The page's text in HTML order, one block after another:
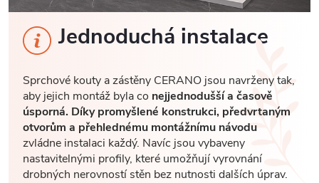
Jednoduchá instalace
Sprchové kouty a zástěny CERANO jsou navrženy tak,
aby jejich montáž byla co nejjednodušší a časově
úsporná. Díky promyšlené konstrukci, předvrtaným
otvorům a přehlednému montážnímu návodu
zvládne instalaci každý. Navíc jsou vybaveny
nastavitelnými profily, které umožňují vyrovnání
drobných nerovností stěn bez nutnosti dalších úprav.